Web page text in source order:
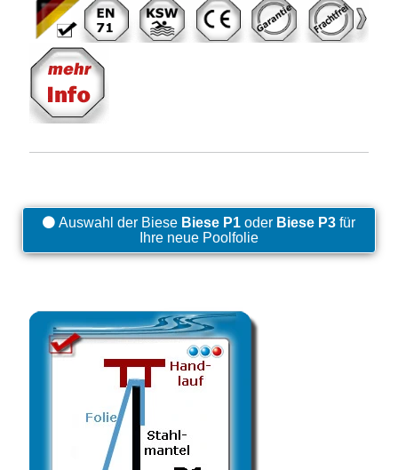
Auswahl der Biese Biese P1 oder Biese P3 für
Ihre neue Poolfolie